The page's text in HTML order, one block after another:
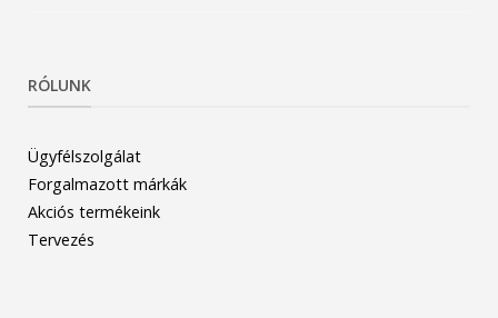
RÓLUNK
Ügyfélszolgálat
Forgalmazott márkák
Akciós termékeink
Tervezés